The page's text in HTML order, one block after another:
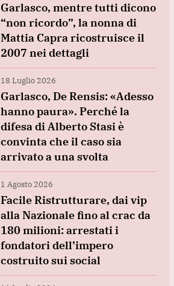
Garlasco, mentre tutti dicono
“non ricordo”, la nonna di
Mattia Capra ricostruisce il
2007 nei dettagli
18 Luglio 2026
Garlasco, De Rensis: «Adesso
hanno paura». Perché la
difesa di Alberto Stasi è
convinta che il caso sia
arrivato a una svolta
1 Agosto 2026
Facile Ristrutturare, dai vip
alla Nazionale fino al crac da
180 milioni: arrestati i
fondatori dell’impero
costruito sui social